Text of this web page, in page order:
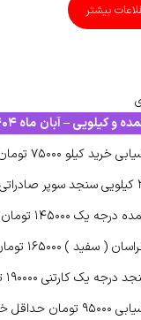
بیشتر
و کیلویی –آبان ماه ۱۴۰۴
کیلو ۷۵۰۰۰ تومان
یک ۱۴۵۰۰۰ تومان
) ۱۶۵۰۰۰ تومان
یک کارتنی ۱۹۰۰۰۰ تومان
۱۰ کیلوگرم